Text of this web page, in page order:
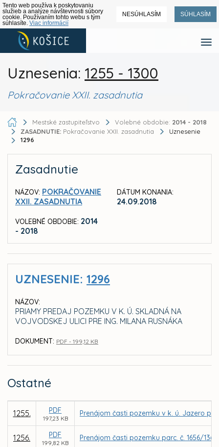
Tento web používa k poskytovaniu
služieb a analýze návštevnosti súbory
cookie. Používaním tohto webu s tým
súhlasíte. Viac informácií
NESÚHLASÍM SÚHLASÍM
Uznesenia: 1255 - 1300
Pokračovanie XXII. zasadnutia
Mestské zastupiteľstvo Volebné obdobie: 2014 - 2018
ZASADNUTIE: Pokračovanie XXII. zasadnutia
Uznesenie
1296
Zasadnutie
NÁZOV: POKRAČOVANIE
XXII. ZASADNUTIA
VOLEBNÉ OBDOBIE: 2014
- 2018
DÁTUM KONANIA:
24.09.2018
UZNESENIE: 1296
NÁZOV:
PRIAMY PREDAJ POZEMKU V K. Ú. SKLADNÁ NA
VOJVODSKEJ ULICI PRE ING. MILANA RUSNÁKA
DOKUMENT: PDF - 199,12 KB
Ostatné
1255. PDF
197,23 KB
Prenájom časti pozemku v k. ú. Jazero
1256. PDF
199,82 KB
Prenájom časti pozemku parc. č. 1656/